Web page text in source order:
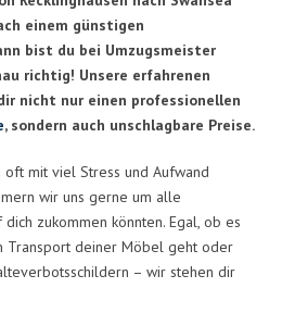
einem günstigen
bist du bei Umzugsmeister
richtig! Unsere erfahrenen
nicht nur einen professionellen
, sondern auch unschlagbare Preise.
oft mit viel Stress und Aufwand
wir uns gerne um alle
zukommen könnten. Egal, ob es
Transport deiner Möbel geht oder
– wir stehen dir